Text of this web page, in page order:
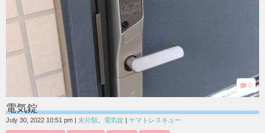
0
電気錠
July 30, 2022 10:51 pm | 未分類 電気錠 | ヤマトレスキュー